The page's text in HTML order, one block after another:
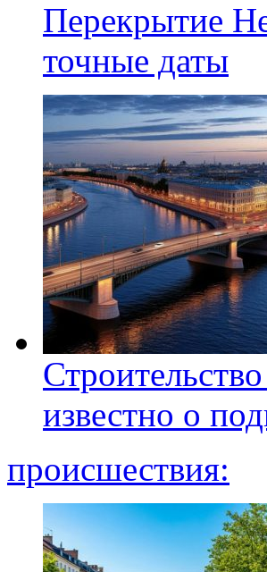
Перекрытие
точные даты
известно о
происшествия: